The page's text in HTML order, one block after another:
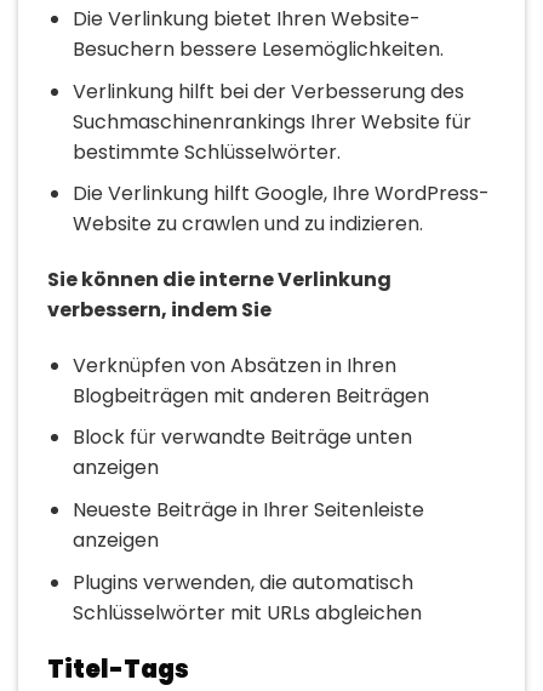
Die Verlinkung bietet Ihren Website-
Besuchern bessere Lesemöglichkeiten.
Verlinkung hilft bei der Verbesserung des
Suchmaschinenrankings Ihrer Website für
bestimmte Schlüsselwörter.
Die Verlinkung hilft Google, Ihre WordPress-
Website zu crawlen und zu indizieren.
Sie können die interne Verlinkung
verbessern, indem Sie
Verknüpfen von Absätzen in Ihren
Blogbeiträgen mit anderen Beiträgen
Block für verwandte Beiträge unten
anzeigen
Neueste Beiträge in Ihrer Seitenleiste
anzeigen
Plugins verwenden, die automatisch
Schlüsselwörter mit URLs abgleichen
Titel-Tags